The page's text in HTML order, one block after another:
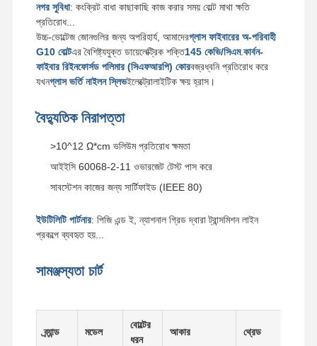
দাঁত ব্লক বোল্ট
ট্রাকের চাকা বোল্ট
Bolts এবং বাদাম
ট্র্যাক জুতোর বোল্ট
নগর সুবিধা: কংক্রিট বাধা কাছাকাছি কাজ করার সময় বোল্ট মাথা ক্ষতি
প্রতিরোধ...
উচ্চ-ভোল্টেজ জোনগুলির জন্য অপরিহার্য, আমাদেরগ্লাস ফাইবারের অ-পরিবাহী
G10 বোল্টএর বৈশিষ্ট্যযুক্ত ডায়েলেক্ট্রিক শক্তি145 কেভি/সিএম.কার্বন-
ফাইবার রিইনফোর্সড পলিমার (সিএফআরপি) কোরবজ্রধ্বনি প্রতিরোধ করে
যখনগ্লাস ভর্তি নাইলন স্লিভইলেক্ট্রোলাইটিক ক্ষয় হ্রাস।
বৈদ্যুতিক নিরাপত্তা
>10^12 Ω*cm ভলিউম প্রতিরোধ ক্ষমতা
আইইসি 60068-2-11 ওভারজেট টেস্ট পাস করে
সাবস্টেশন কাজের জন্য সার্টিফাইড (IEEE 80)
ইউটিলিটি পার্টনার: পিজি এন্ড ই, ন্যাশনাল গ্রিড দ্বারা ট্রান্সমিশন লাইন
প্রকল্পে ব্যবহৃত হয়...
সামঞ্জস্যতা চার্ট
ব্র্যান্ড মডেল
বোল্টের
ধরন
আকার থ্রেড